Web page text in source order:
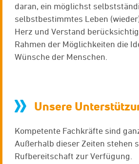
daran, ein möglichst
selbstbestimmtes Leben
Herz und Verstand
Rahmen der Möglichkeiten die
Wünsche der Menschen.
Unsere
Kompetente Fachkräfte sind
Außerhalb dieser Zeiten stehen
Rufbereitschaft zur Verfügung.